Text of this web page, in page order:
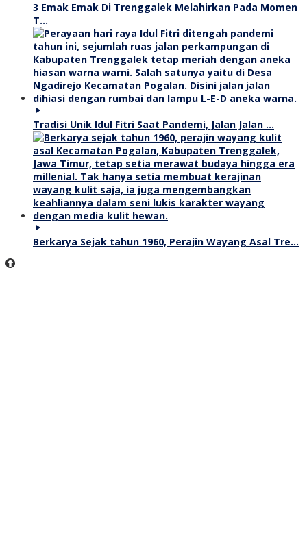
3 Emak Emak Di Trenggalek Melahirkan Pada Momen
T…
Tradisi Unik Idul Fitri Saat Pandemi, Jalan Jalan …
Berkarya Sejak tahun 1960, Perajin Wayang Asal Tre…